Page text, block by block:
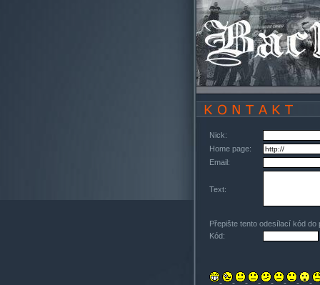
Nick:
Home page:
Email:
Text:
Přepište tento odesílací kód
Kód: